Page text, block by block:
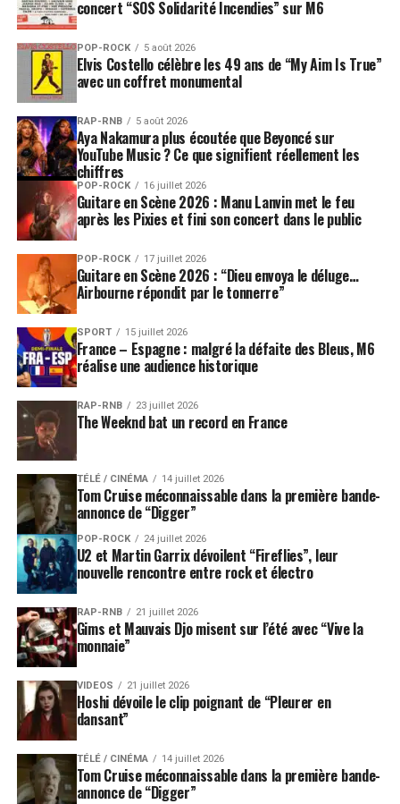
concert “SOS Solidarité Incendies” sur M6
POP-ROCK 5 août 2026
Elvis Costello célèbre les 49 ans de “My Aim Is True”
avec un coffret monumental
RAP-RNB 5 août 2026
Aya Nakamura plus écoutée que Beyoncé sur
YouTube Music ? Ce que signifient réellement les
chiffres
POP-ROCK 16 juillet 2026
Guitare en Scène 2026 : Manu Lanvin met le feu
après les Pixies et fini son concert dans le public
POP-ROCK 17 juillet 2026
Guitare en Scène 2026 : “Dieu envoya le déluge…
Airbourne répondit par le tonnerre”
SPORT 15 juillet 2026
France – Espagne : malgré la défaite des Bleus, M6
réalise une audience historique
RAP-RNB 23 juillet 2026
The Weeknd bat un record en France
TÉLÉ / CINÉMA 14 juillet 2026
Tom Cruise méconnaissable dans la première bande-
annonce de “Digger”
POP-ROCK 24 juillet 2026
U2 et Martin Garrix dévoilent “Fireflies”, leur
nouvelle rencontre entre rock et électro
RAP-RNB 21 juillet 2026
Gims et Mauvais Djo misent sur l’été avec “Vive la
monnaie”
VIDEOS 21 juillet 2026
Hoshi dévoile le clip poignant de “Pleurer en
dansant”
TÉLÉ / CINÉMA 14 juillet 2026
Tom Cruise méconnaissable dans la première bande-
annonce de “Digger”